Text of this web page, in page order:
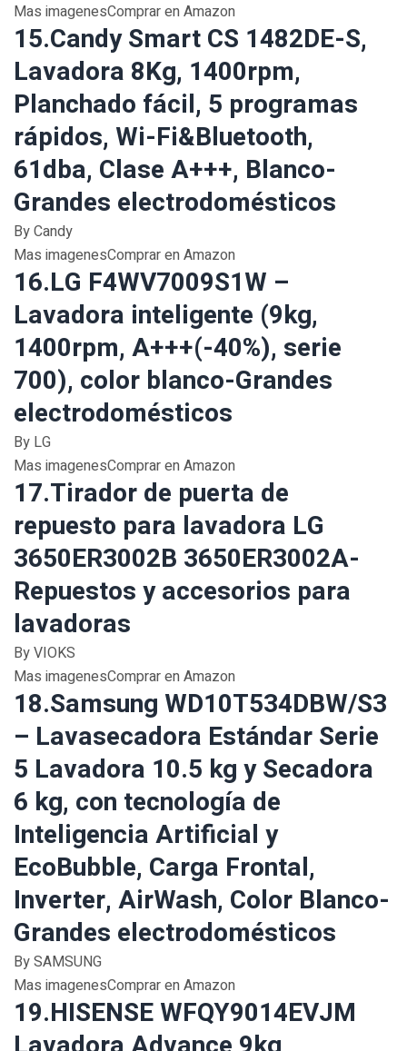
Mas imagenesComprar en Amazon
15.Candy Smart CS 1482DE-S,
Lavadora 8Kg, 1400rpm,
Planchado fácil, 5 programas
rápidos, Wi-Fi&Bluetooth,
61dba, Clase A+++, Blanco-
Grandes electrodomésticos
By Candy
Mas imagenesComprar en Amazon
16.LG F4WV7009S1W –
Lavadora inteligente (9kg,
1400rpm, A+++(-40%), serie
700), color blanco-Grandes
electrodomésticos
By LG
Mas imagenesComprar en Amazon
17.Tirador de puerta de
repuesto para lavadora LG
3650ER3002B 3650ER3002A-
Repuestos y accesorios para
lavadoras
By VIOKS
Mas imagenesComprar en Amazon
18.Samsung WD10T534DBW/S3
– Lavasecadora Estándar Serie
5 Lavadora 10.5 kg y Secadora
6 kg, con tecnología de
Inteligencia Artificial y
EcoBubble, Carga Frontal,
Inverter, AirWash, Color Blanco-
Grandes electrodomésticos
By SAMSUNG
Mas imagenesComprar en Amazon
19.HISENSE WFQY9014EVJM